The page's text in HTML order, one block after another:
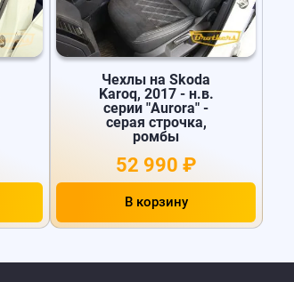
Чехлы на Skoda
Karoq, 2017 - н.в.
серии "Aurora" -
серая строчка,
ромбы
52 990 ₽
В корзину